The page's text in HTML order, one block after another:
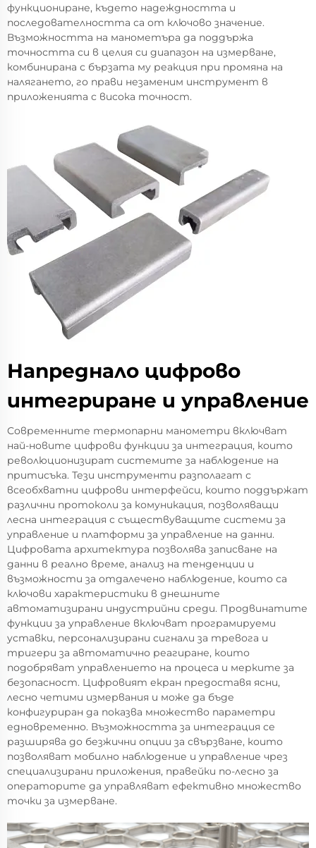
функциониране, където надеждността и
последователността са от ключово значение.
Възможността на манометъра да поддържа
точността си в целия си диапазон на измерване,
комбинирана с бързата му реакция при промяна на
налягането, го прави незаменим инструмент в
приложенията с висока точност.
Напреднало цифрово
интегриране и управление
Современните термопарни манометри включват
най-новите цифрови функции за интеграция, които
революционизират системите за наблюдение на
притисъка. Тези инструменти разполагат с
всеобхватни цифрови интерфейси, които поддържат
различни протоколи за комуникация, позволяващи
лесна интеграция с съществуващите системи за
управление и платформи за управление на данни.
Цифровата архитектура позволява записване на
данни в реално време, анализ на тенденции и
възможности за отдалечено наблюдение, които са
ключови характеристики в днешните
автоматизирани индустрийни среди. Продвинатите
функции за управление включват програмируеми
уставки, персонализирани сигнали за тревога и
тригери за автоматично реагиране, които
подобряват управлението на процеса и мерките за
безопасност. Цифровият екран предоставя ясни,
лесно четими измервания и може да бъде
конфигуриран да показва множество параметри
едновременно. Възможността за интеграция се
разширява до безжични опции за свързване, които
позволяват мобилно наблюдение и управление чрез
специализирани приложения, правейки по-лесно за
операторите да управляват ефективно множество
точки за измерване.